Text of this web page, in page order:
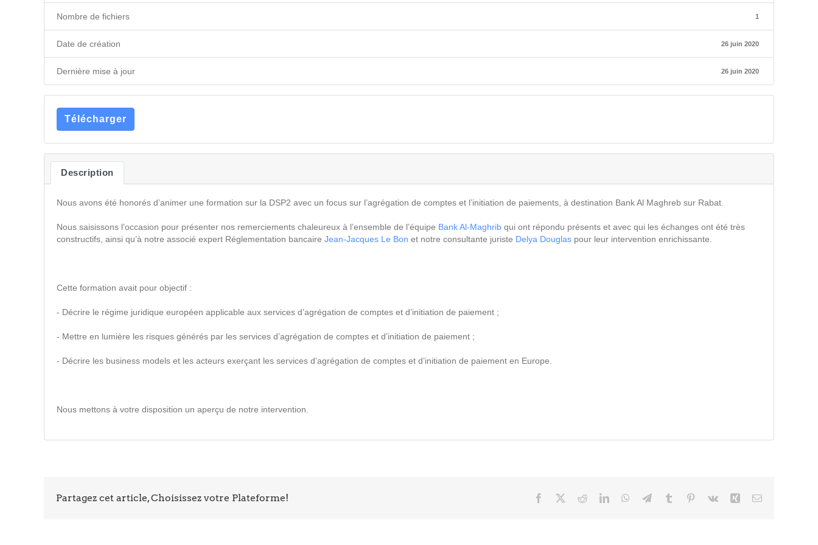
Nombre de fichiers 1
Date de création 26 juin 2020
Dernière mise à jour 26 juin 2020
Télécharger
Description
Nous avons été honorés d’animer une formation sur la DSP2 avec un focus sur l’agrégation de comptes et l’initiation de paiements, à destination Bank Al Maghreb sur Rabat.
Nous saisissons l’occasion pour présenter nos remerciements chaleureux à l’ensemble de l’équipe Bank Al-Maghrib qui ont répondu présents et avec qui les échanges ont été très
constructifs, ainsi qu’à notre associé expert Réglementation bancaire Jean-Jacques Le Bon et notre consultante juriste Delya Douglas pour leur intervention enrichissante.
Cette formation avait pour objectif :
- Décrire le régime juridique européen applicable aux services d’agrégation de comptes et d’initiation de paiement ;
- Mettre en lumière les risques générés par les services d’agrégation de comptes et d’initiation de paiement ;
- Décrire les business models et les acteurs exerçant les services d’agrégation de comptes et d’initiation de paiement en Europe.
Nous mettons à votre disposition un aperçu de notre intervention.
Partagez cet article, Choisissez votre Plateforme! Facebook RedditLinkedInWhatsApp
TelegramTumblr Pinterest
Vk Xing Email